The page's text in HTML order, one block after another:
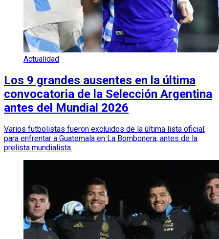
Actualidad
Los 9 grandes ausentes en la última
convocatoria de la Selección Argentina
antes del Mundial 2026
Varios futbolistas fueron excluidos de la última lista oficial,
para enfrentar a Guatemala en La Bombonera, antes de la
prelista mundialista.